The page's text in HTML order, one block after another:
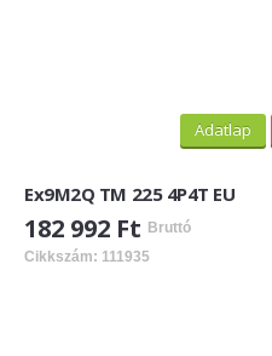
Adatlap
Ex9M2Q TM 225 4P4T EU
182 992 Ft Bruttó
Cikkszám: 111935